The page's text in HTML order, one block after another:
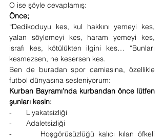
O ise şöyle cevaplamış:
Önce;
“Dedikoduyu kes, kul hakkını yemeyi kes,
yalan söylemeyi kes, haram yemeyi kes,
israfı kes, kötülükten ilgini kes… “Bunları
kesmezsen, ne kesersen kes.
Ben de buradan spor camiasına, özellikle
futbol dünyasına sesleniyorum:
Kurban Bayramı’nda kurbandan önce lütfen
şunları kesin:
-       Liyakatsizliği
-       Adaletsizliği
-       Hoşgörüsüzlüğü kalıcı kılan öfkeli